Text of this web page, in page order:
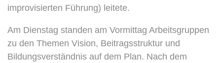
improvisierten Führung) leitete.
Am Dienstag standen am Vormittag Arbeitsgruppen
zu den Themen Vision, Beitragsstruktur und
Bildungsverständnis auf dem Plan. Nach dem